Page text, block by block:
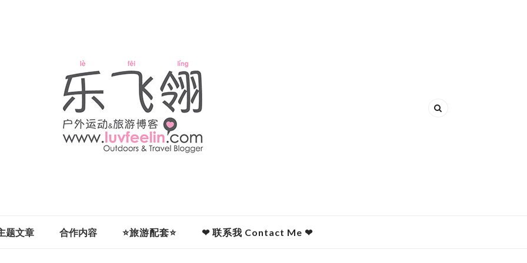
题文章 合作内容 ⭐旅游配套⭐ ❤ 联系我 Contact Me ❤